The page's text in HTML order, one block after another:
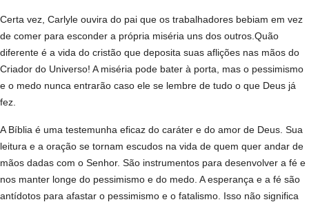
Certa vez, Carlyle ouvira do pai que os trabalhadores bebiam em vez
de comer para esconder a própria miséria uns dos outros.Quão
diferente é a vida do cristão que deposita suas aflições nas mãos do
Criador do Universo! A miséria pode bater à porta, mas o pessimismo
e o medo nunca entrarão caso ele se lembre de tudo o que Deus já
fez.
A Bíblia é uma testemunha eficaz do caráter e do amor de Deus. Sua
leitura e a oração se tornam escudos na vida de quem quer andar de
mãos dadas com o Senhor. São instrumentos para desenvolver a fé e
nos manter longe do pessimismo e do medo. A esperança e a fé são
antídotos para afastar o pessimismo e o fatalismo. Isso não significa